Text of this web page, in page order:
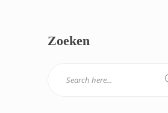
Zoeken